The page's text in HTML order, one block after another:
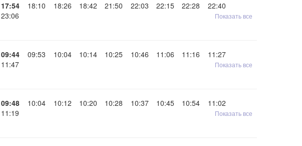
17:54 18:10 18:26 18:42 21:50 22:03 22:15 22:28
22:40
23:06 Показать все
09:44 09:53 10:04 10:14 10:25 10:46 11:06 11:16
11:27
11:47 Показать все
09:48 10:04 10:12 10:20 10:28 10:37 10:45 10:54
11:02
11:19 Показать все